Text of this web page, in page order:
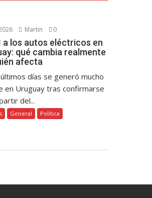
Martin 0
a los autos eléctricos en
qué cambia realmente
afecta
días se generó mucho
en Uruguay tras confirmarse
del...
General Política